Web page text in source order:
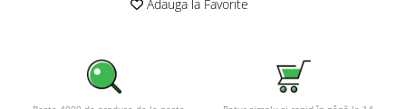
Adauga la Favorite